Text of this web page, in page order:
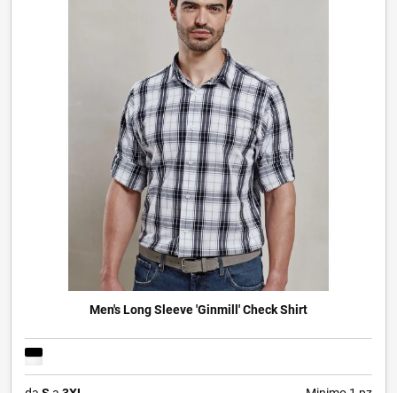
Men's Long Sleeve 'Ginmill' Check Shirt